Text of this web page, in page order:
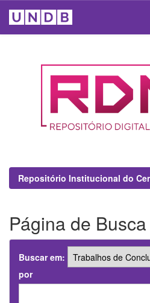
Repositório Institucional do
Página de Busca
Buscar em:
por